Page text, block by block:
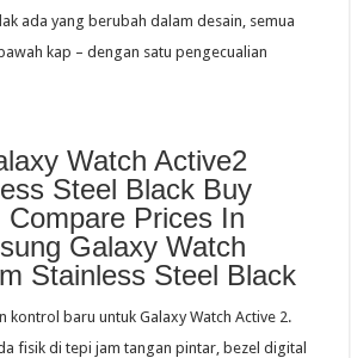
ada yang berubah dalam desain, semua
kap – dengan satu pengecualian
Watch Active2
Steel Black Buy
Prices In
Galaxy Watch
Stainless Steel Black
kontrol baru untuk Galaxy Watch Active 2.
fisik di tepi jam tangan pintar, bezel digital